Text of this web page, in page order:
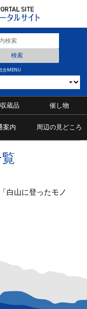
合MENU
蔵品 催し物
案内 周辺の見どころ
白山に登ったモノ